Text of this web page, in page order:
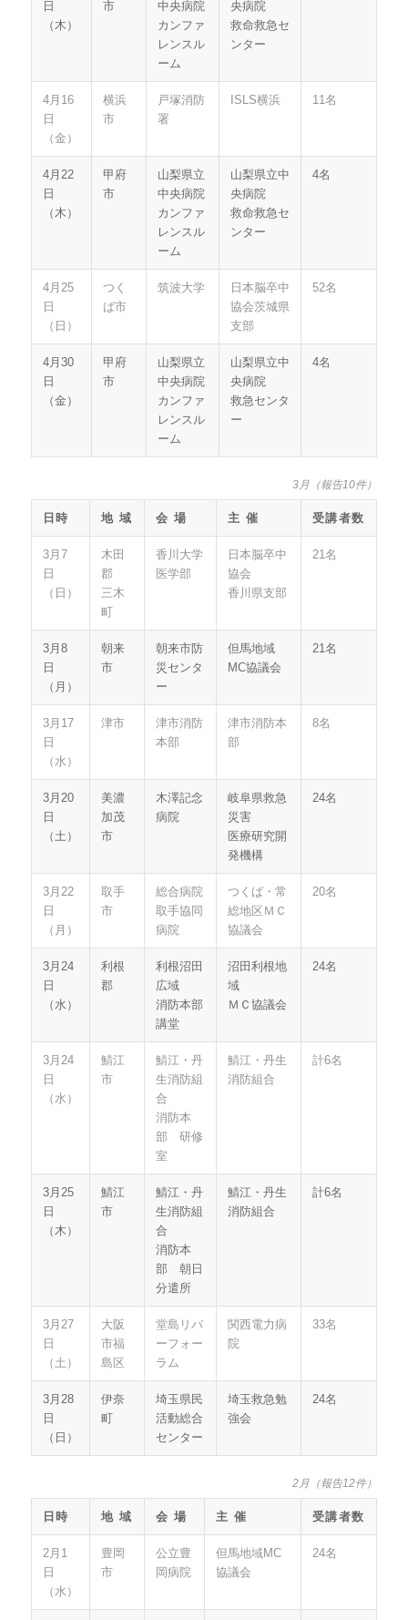
日
（木）
市
中央病院
カンファ
レンスル
ーム
央病院
救命救急セ
ンター
4月16
日
（金）
横浜
市
戸塚消防
署
ISLS横浜 11名
4月22
日
（木）
甲府
市
山梨県立
中央病院
カンファ
レンスル
ーム
山梨県立中
央病院
救命救急セ
ンター
4名
4月25
日
（日）
つく
ば市
筑波大学
日本脳卒中
協会茨城県
支部
52名
4月30
日
（金）
甲府
市
山梨県立
中央病院
カンファ
レンスル
ーム
山梨県立中
央病院
救急センタ
ー
4名
3月（報告10件）
日時 地 域 会 場 主 催 受講者数
3月7
日
（日）
木田
郡
三木
町
香川大学
医学部
日本脳卒中
協会
香川県支部
21名
3月8
日
（月）
朝来
市
朝来市防
災センタ
ー
但馬地域
MC協議会
21名
3月17
日
（水）
津市
津市消防
本部
津市消防本
部
8名
3月20
日
（土）
美濃
加茂
市
木澤記念
病院
岐阜県救急
災害
医療研究開
発機構
24名
3月22
日
（月）
取手
市
総合病院
取手協同
病院
つくば・常
総地区ＭＣ
協議会
20名
3月24
日
（水）
利根
郡
利根沼田
広域
消防本部
講堂
沼田利根地
域
ＭＣ協議会
24名
3月24
日
（水）
鯖江
市
鯖江・丹
生消防組
合
消防本
部 研修
室
鯖江・丹生
消防組合
計6名
3月25
日
（木）
鯖江
市
鯖江・丹
生消防組
合
消防本
部 朝日
分遣所
鯖江・丹生
消防組合
計6名
3月27
日
（土）
大阪
市福
島区
堂島リバ
ーフォー
ラム
関西電力病
院
33名
3月28
日
（日）
伊奈
町
埼玉県民
活動総合
センター
埼玉救急勉
強会
24名
2月（報告12件）
日時 地 域 会 場 主 催 受講者数
2月1
日
（水）
豊岡
市
公立豊
岡病院
但馬地域MC
協議会
24名